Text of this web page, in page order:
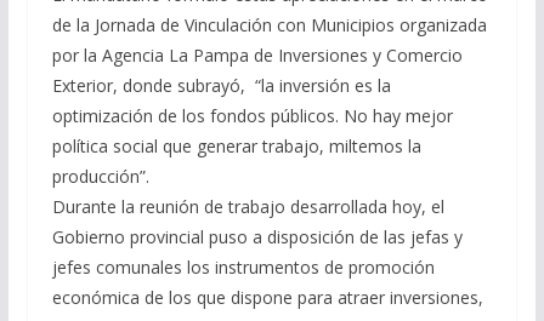
de la Jornada de Vinculación con Municipios organizada
por la Agencia La Pampa de Inversiones y Comercio
Exterior, donde subrayó, “la inversión es la
optimización de los fondos públicos. No hay mejor
política social que generar trabajo, miltemos la
producción”.
Durante la reunión de trabajo desarrollada hoy, el
Gobierno provincial puso a disposición de las jefas y
jefes comunales los instrumentos de promoción
económica de los que dispone para atraer inversiones,